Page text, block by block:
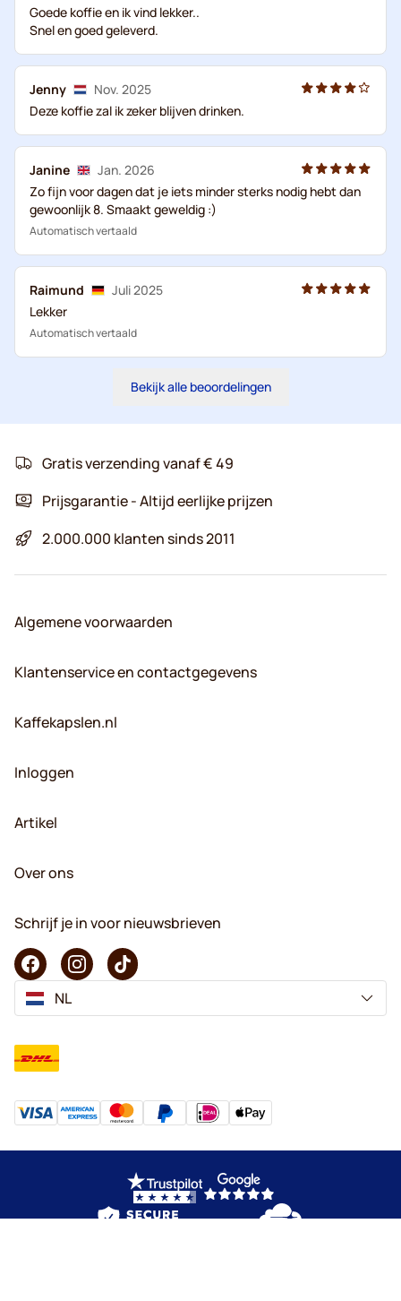
Goede koffie en ik vind lekker..
Snel en goed geleverd.
Jenny
Nov. 2025
Deze koffie zal ik zeker blijven drinken.
Janine
Jan. 2026
Zo fijn voor dagen dat je iets minder sterks nodig hebt dan
gewoonlijk 8. Smaakt geweldig :)
Automatisch vertaald
Raimund
Juli 2025
Lekker
Automatisch vertaald
Bekijk alle beoordelingen
Gratis verzending vanaf € 49
Prijsgarantie - Altijd eerlijke prijzen
2.000.000 klanten sinds 2011
Algemene voorwaarden
Klantenservice en contactgegevens
Kaffekapslen.nl
Inloggen
Artikel
Over ons
Schrijf je in voor nieuwsbrieven
NL